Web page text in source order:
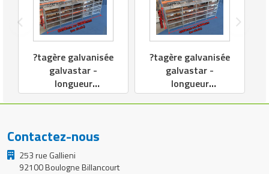
?tagère galvanisée
galvastar -
longueur
configurable - [1
?tagère galvanisée
galvastar -
longueur
configurable - [1
Contactez-nous
253 rue Gallieni
92100 Boulogne Billancourt